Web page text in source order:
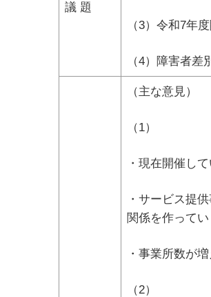
議 題
（3）令和7年
（4）障害者
（主な意見）
（1）
・現在開催し
・サービス提
関係を作って
・事業所数が
（2）